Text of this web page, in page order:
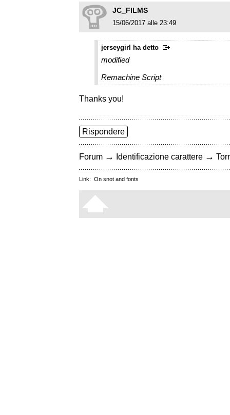
JC_FILMS
15/06/2017 alle 23:49
jerseygirl ha detto
modified
Remachine Script
Thanks you!
Rispondere
Forum → Identificazione carattere →
Link: On snot and fonts